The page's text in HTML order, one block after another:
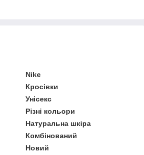
Nike
Кросівки
Унісекс
Різні кольори
Натуральна шкіра
Комбінований
Новий